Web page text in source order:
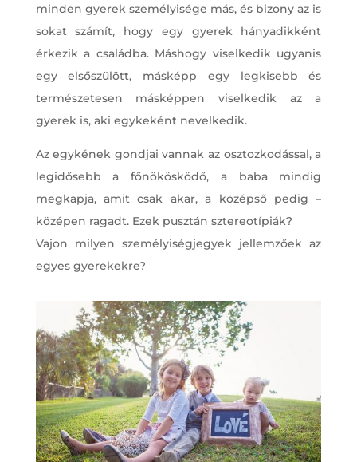
minden gyerek személyisége más, és bizony az is
sokat számít, hogy egy gyerek hányadikként
érkezik a családba. Máshogy viselkedik ugyanis
egy elsőszülött, másképp egy legkisebb és
természetesen másképpen viselkedik az a
gyerek is, aki egykeként nevelkedik.
Az egykének gondjai vannak az osztozkodással, a
legidősebb a főnökösködő, a baba mindig
megkapja, amit csak akar, a középső pedig –
középen ragadt. Ezek pusztán sztereotípiák?
Vajon milyen személyiségjegyek jellemzőek az
egyes gyerekekre?